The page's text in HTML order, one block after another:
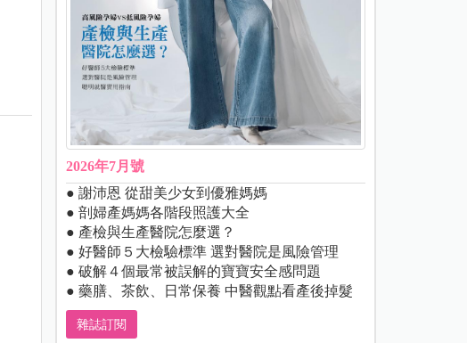
2026年7月號
● 謝沛恩 從甜美少女到優雅媽媽
● 剖婦產媽媽各階段照護大全
● 產檢與生產醫院怎麼選？
● 好醫師５大檢驗標準 選對醫院是風險管理
● 破解４個最常被誤解的寶寶安全感問題
● 藥膳、茶飲、日常保養 中醫觀點看產後掉髮
雜誌訂閱